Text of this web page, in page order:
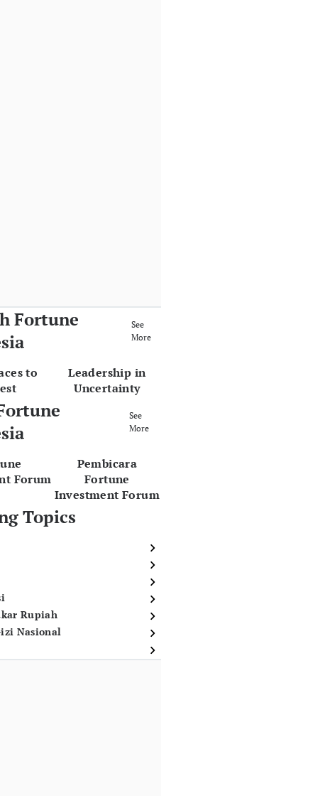
Fortune
See
More
to
Leadership in
Uncertainty
See
More
Forum
Pembicara
Fortune
Investment Forum
Topics
Rupiah
Nasional